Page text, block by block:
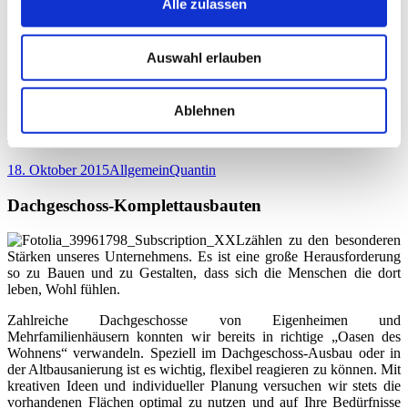
Alle zulassen
Auswahl erlauben
Ablehnen
Systemdecken aus unterschiedlichen Materialien an, mit denen in Ihren
gewerblichen oder privaten Räumlichkeiten schnell und preiswert eine
umfassend und persönlich über die vielfältigen Variationsmöglichkeiten.
Kommentar hinterlassen
Dachgeschoss-Komplettausbauten
18. Oktober 2015AllgemeinQuantin
Dachgeschoss-Komplettausbauten
zählen zu den besonderen
Stärken unseres Unternehmens. Es ist eine große Herausforderung
so zu Bauen und zu Gestalten, dass sich die Menschen die dort
leben, Wohl fühlen.
Zahlreiche Dachgeschosse von Eigenheimen und
Mehrfamilienhäusern konnten wir bereits in richtige „Oasen des
Wohnens“ verwandeln. Speziell im Dachgeschoss-Ausbau oder in
der Altbausanierung ist es wichtig, flexibel reagieren zu können. Mit
kreativen Ideen und individueller Planung versuchen wir stets die
vorhandenen Flächen optimal zu nutzen und auf Ihre Bedürfnisse